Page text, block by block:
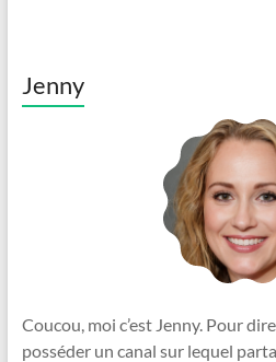
Jenny
Coucou, moi c’est Jenny. Pour
posséder un canal sur lequel